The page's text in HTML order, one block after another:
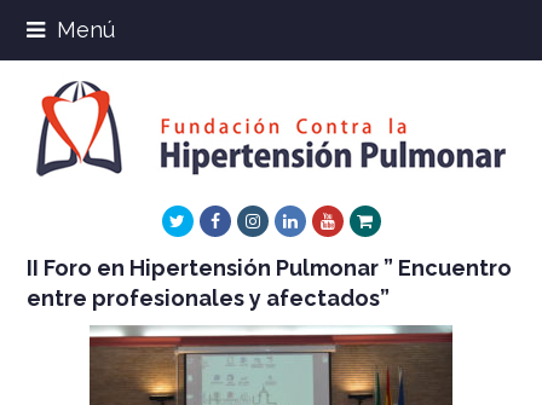
Menú
TwitterFacebookInstagram
LinkedInYoutube
Xing
II Foro en Hipertensión Pulmonar ” Encuentro
entre profesionales y afectados”